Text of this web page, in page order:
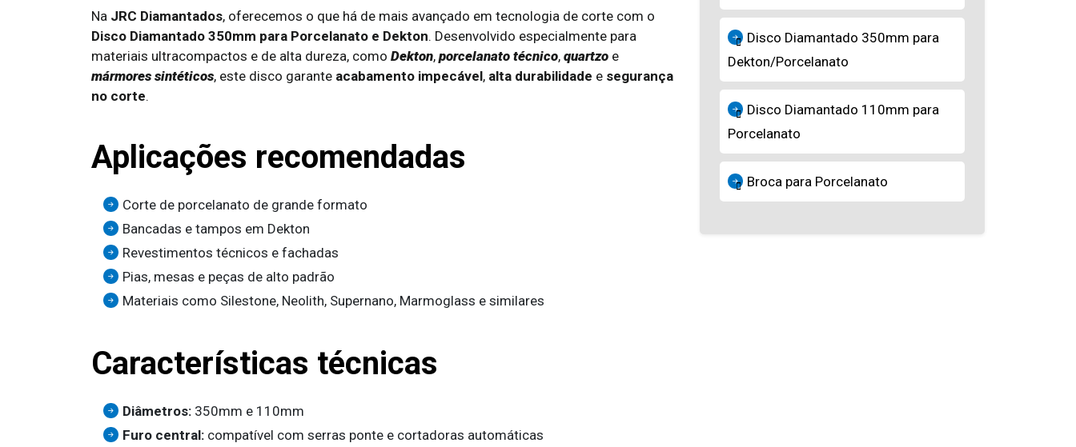
Na JRC Diamantados, oferecemos o que há de mais avançado em tecnologia de corte com o
Disco Diamantado 350mm para Porcelanato e Dekton. Desenvolvido especialmente para
materiais ultracompactos e de alta dureza, como Dekton, porcelanato técnico, quartzo e
mármores sintéticos, este disco garante acabamento impecável, alta durabilidade e segurança
no corte.
Aplicações recomendadas
Corte de porcelanato de grande formato
Bancadas e tampos em Dekton
Revestimentos técnicos e fachadas
Pias, mesas e peças de alto padrão
Materiais como Silestone, Neolith, Supernano, Marmoglass e similares
Características técnicas
Diâmetros: 350mm e 110mm
Furo central: compatível com serras ponte e cortadoras automáticas
Disco Diamantado 350mm para
Dekton/Porcelanato
Disco Diamantado 110mm para
Porcelanato
Broca para Porcelanato